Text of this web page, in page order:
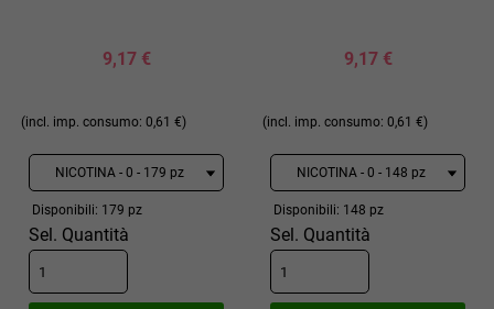
9,17 €
(incl. imp. consumo: 0,61 €)
Disponibili: 179 pz
Sel. Quantità
9,17 €
(incl. imp. consumo: 0,61 €)
Disponibili: 148 pz
Sel. Quantità